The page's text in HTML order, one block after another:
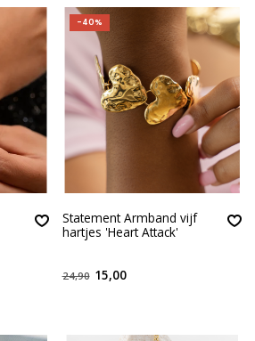
-40%
Statement Armband vijf
hartjes 'Heart Attack'
24,90 15,00